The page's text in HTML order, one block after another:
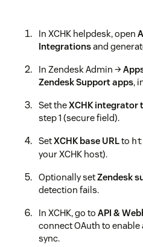
In XCHK helpdesk, open
Integrationsand
In Zendesk Admin →
Zendesk Support apps,
Set theXCHK integrator
step 1 (secure field).
SetXCHK base URLto
your XCHK host).
Optionally setZendesk
detection fails.
In XCHK, go to API &
connect OAuth to enable
sync.